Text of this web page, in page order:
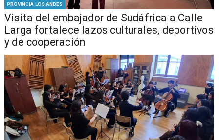
PROVINCIA LOS ANDES
​Visita del embajador de Sudáfrica a Calle
Larga fortalece lazos culturales, deportivos
y de cooperación